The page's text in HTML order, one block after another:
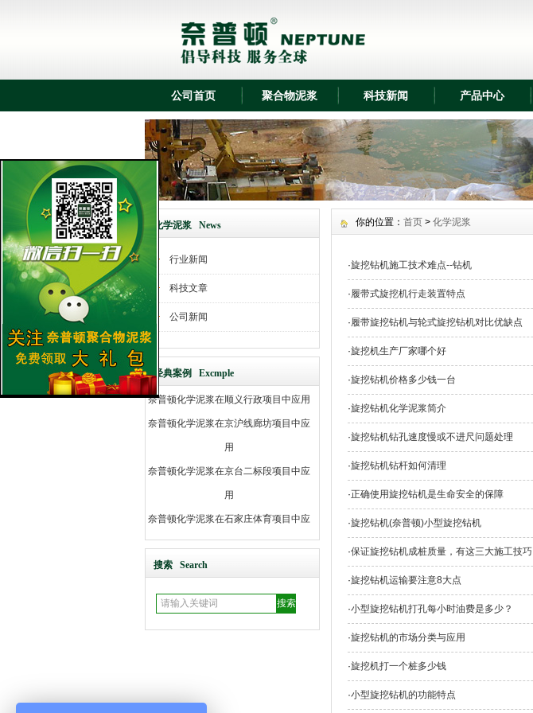
公司首页 聚合物泥浆 科技新闻 产品中心
化学泥浆 News
行业新闻
科技文章
公司新闻
经典案例 Excmple
奈普顿化学泥浆在邢台工地项目中应用
奈普顿化学泥浆在普陕黄河大桥项目中
应用
奈普顿化学泥浆在上海高铁项目中应用
奈普顿化学泥浆在潞河项目中应用
奈普顿化学泥浆在中国气象项目中应用
奈普顿化学泥浆在西安咸阳项目中应用
奈普顿化学泥浆在辽宁盖州项目中应用
奈普顿化学泥浆在联合大学项目中应用
奈普顿化学泥浆在化工焦化项目中应用
奈普顿化学泥浆在济南西客站项目中应
用
奈普顿化学泥浆在顺义行政项目中应用
奈普顿化学泥浆在京沪线廊坊项目中应
用
奈普顿化学泥浆在京台二标段项目中应
用
奈普顿化学泥浆在石家庄体育项目中应
奈普顿化学泥浆在化工路项目中应用
奈普顿化学泥浆在津保铁路项目中应用
奈普顿化学泥浆石家庄项目中应用
奈普顿化学泥浆在邢台工地项目中应用
搜索 Search
你的位置： 首页 > 化学泥浆
·旋挖钻机施工技术难点--钻机
·履带式旋挖机行走装置特点
·履带旋挖钻机与轮式旋挖钻机对比优缺点
·旋挖机生产厂家哪个好
·旋挖钻机价格多少钱一台
·旋挖钻机化学泥浆简介
·旋挖钻机钻孔速度慢或不进尺问题处理
·旋挖钻机钻杆如何清理
·正确使用旋挖钻机是生命安全的保障
·旋挖钻机(奈普顿)小型旋挖钻机
·保证旋挖钻机成桩质量，有这三大施工技巧
·旋挖钻机运输要注意8大点
·小型旋挖钻机打孔每小时油费是多少？
·旋挖钻机的市场分类与应用
·旋挖机打一个桩多少钱
·小型旋挖钻机的功能特点